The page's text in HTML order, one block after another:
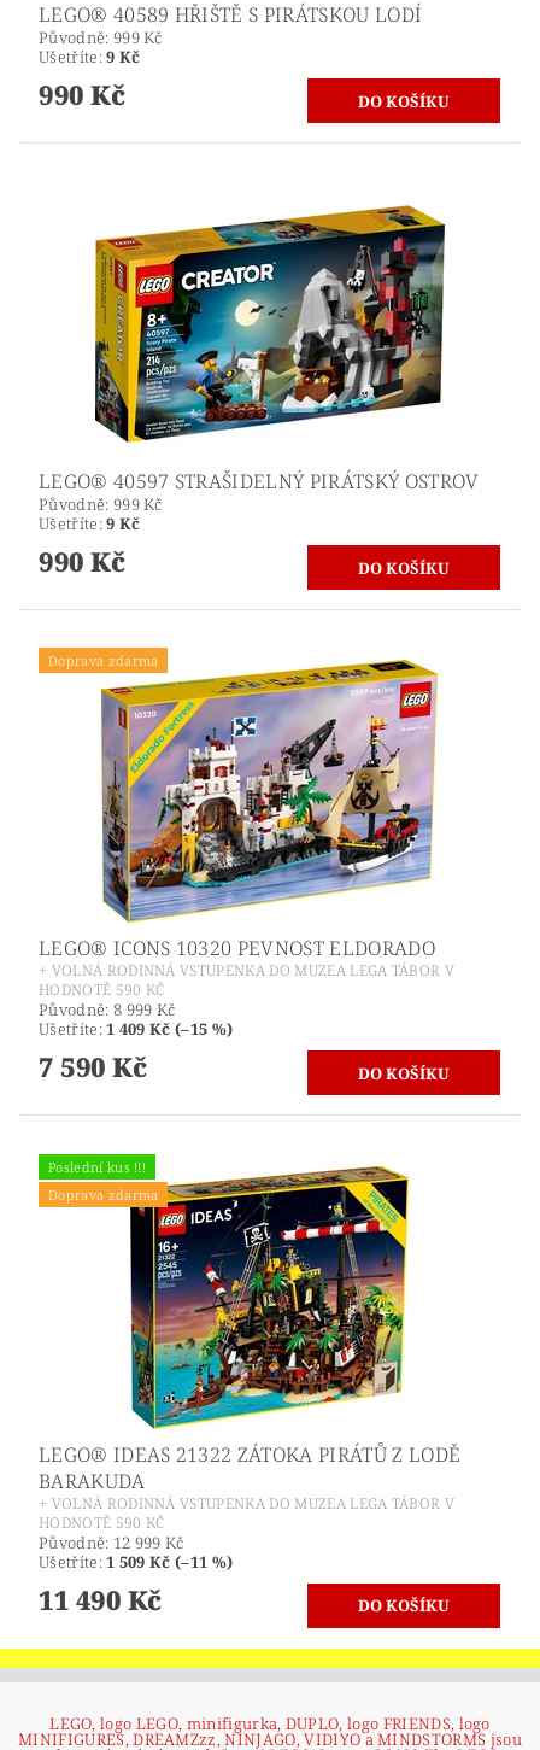
LEGO® 40589 HŘIŠTĚ S PIRÁTSKOU LODÍ
Původně: 999 Kč
Ušetříte:9 Kč
990 Kč
LEGO® 40597 STRAŠIDELNÝ PIRÁTSKÝ OSTROV
Původně: 999 Kč
Ušetříte:9 Kč
990 Kč
Doprava zdarma
LEGO® ICONS 10320 PEVNOST ELDORADO
+ VOLNÁ RODINNÁ VSTUPENKA DO MUZEA LEGA TÁBOR V
HODNOTĚ 590 KČ
Původně: 8 999 Kč
Ušetříte:1 409 Kč (–15 %)
7 590 Kč
Poslední kus !!!
Doprava zdarma
LEGO® IDEAS 21322 ZÁTOKA PIRÁTŮ Z LODĚ
BARAKUDA
+ VOLNÁ RODINNÁ VSTUPENKA DO MUZEA LEGA TÁBOR V
HODNOTĚ 590 KČ
Původně: 12 999 Kč
Ušetříte:1 509 Kč (–11 %)
11 490 Kč
LEGO, logo LEGO, minifigurka, DUPLO, logo FRIENDS, logo
MINIFIGURES, DREAMZzz, NINJAGO, VIDIYO a MINDSTORMS jsou